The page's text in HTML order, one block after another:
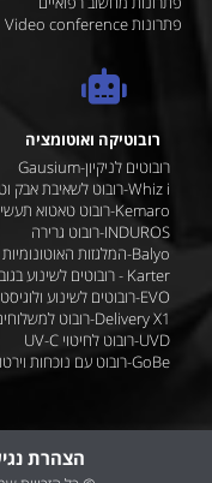
פתרונות Video conference
רובוטיקה ואוטומציה
רובוטים לניקיון-Gausium
Whiz i-רובוט לשאיבת אבק וטאטוא
Kemaro-רובוט טאטוא תעשייתי
INDUROS-רובוט גרירה
Balyo-המלגזות האוטונומיות
Karter - רובוטים לשינוע בגובה נמוך
EVO-רובוטים לשינוע ולוגיסטיקה
Delivery X1-רובוט למשלוחים
UVD-רובוט לחיטוי UV-C
GoBe-רובוט עם נוכחות וירטואלית
הצהרת